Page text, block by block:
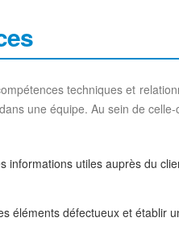
techniques et
une équipe. Au sein de
informations utiles auprès du
éléments défectueux et établir